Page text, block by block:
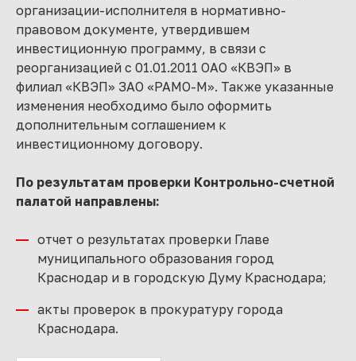
организации-исполнителя в нормативно-
правовом документе, утвердившем
инвестиционную программу, в связи с
реорганизацией с 01.01.2011 ОАО «КВЭП» в
филиал «КВЭП» ЗАО «РАМО-М». Также указанные
изменения необходимо было оформить
дополнительным соглашением к
инвестиционному договору.
По результатам проверки Контрольно-счетной
палатой направлены:
отчет о результатах проверки Главе
муниципального образования город
Краснодар и в городскую Думу Краснодара;
акты проверок в прокуратуру города
Краснодара.